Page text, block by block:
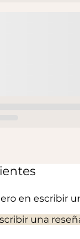
en escribir
una